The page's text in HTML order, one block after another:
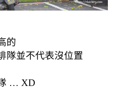
的
隊並不代表沒位置
… XD